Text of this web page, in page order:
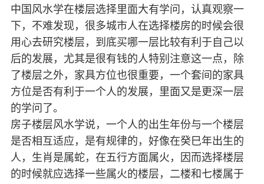
中国风水学在楼层选择里面大有学问，认真观察一
下，不难发现，很多城市人在选择楼房的时候会很
用心去研究楼层，到底买哪一层比较有利于自己以
后的发展，尤其是很有钱的人特别注意这一点，除
了楼层之外，家具方位也很重要，一个套间的家具
方位是否有利于一个人的发展，里面又是更深一层
的学问了。
房子楼层风水学说，一个人的出生年份与一个楼层
是否相互适应，是有规律的，好像在癸巳年出生的
人，生肖是属蛇，在五行方面属火，因而选择楼层
的时候就应选择一些属火的楼层，二楼和七楼属于